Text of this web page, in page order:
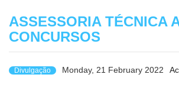
ASSESSORIA TÉCNICA
CONCURSOS
Divulgação Monday, 21 February 2022